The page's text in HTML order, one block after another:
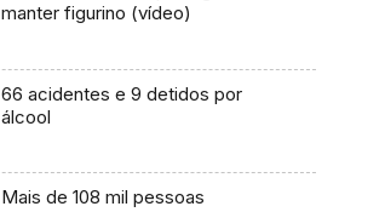
manter figurino (vídeo)
66 acidentes e 9 detidos por
álcool
Mais de 108 mil pessoas